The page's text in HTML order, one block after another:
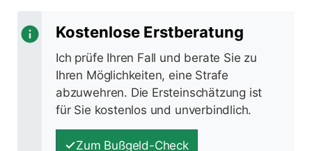
Kostenlose Erstberatung
Ich prüfe Ihren Fall und berate Sie zu
Ihren Möglichkeiten, eine Strafe
abzuwehren. Die Ersteinschätzung ist
für Sie kostenlos und unverbindlich.
Zum Bußgeld-Check